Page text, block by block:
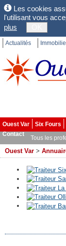
Les cookies
l'utilisant vous
plus
Actualités
Ouest Var Six Fours
Contact
Tous les
Ouest Var >